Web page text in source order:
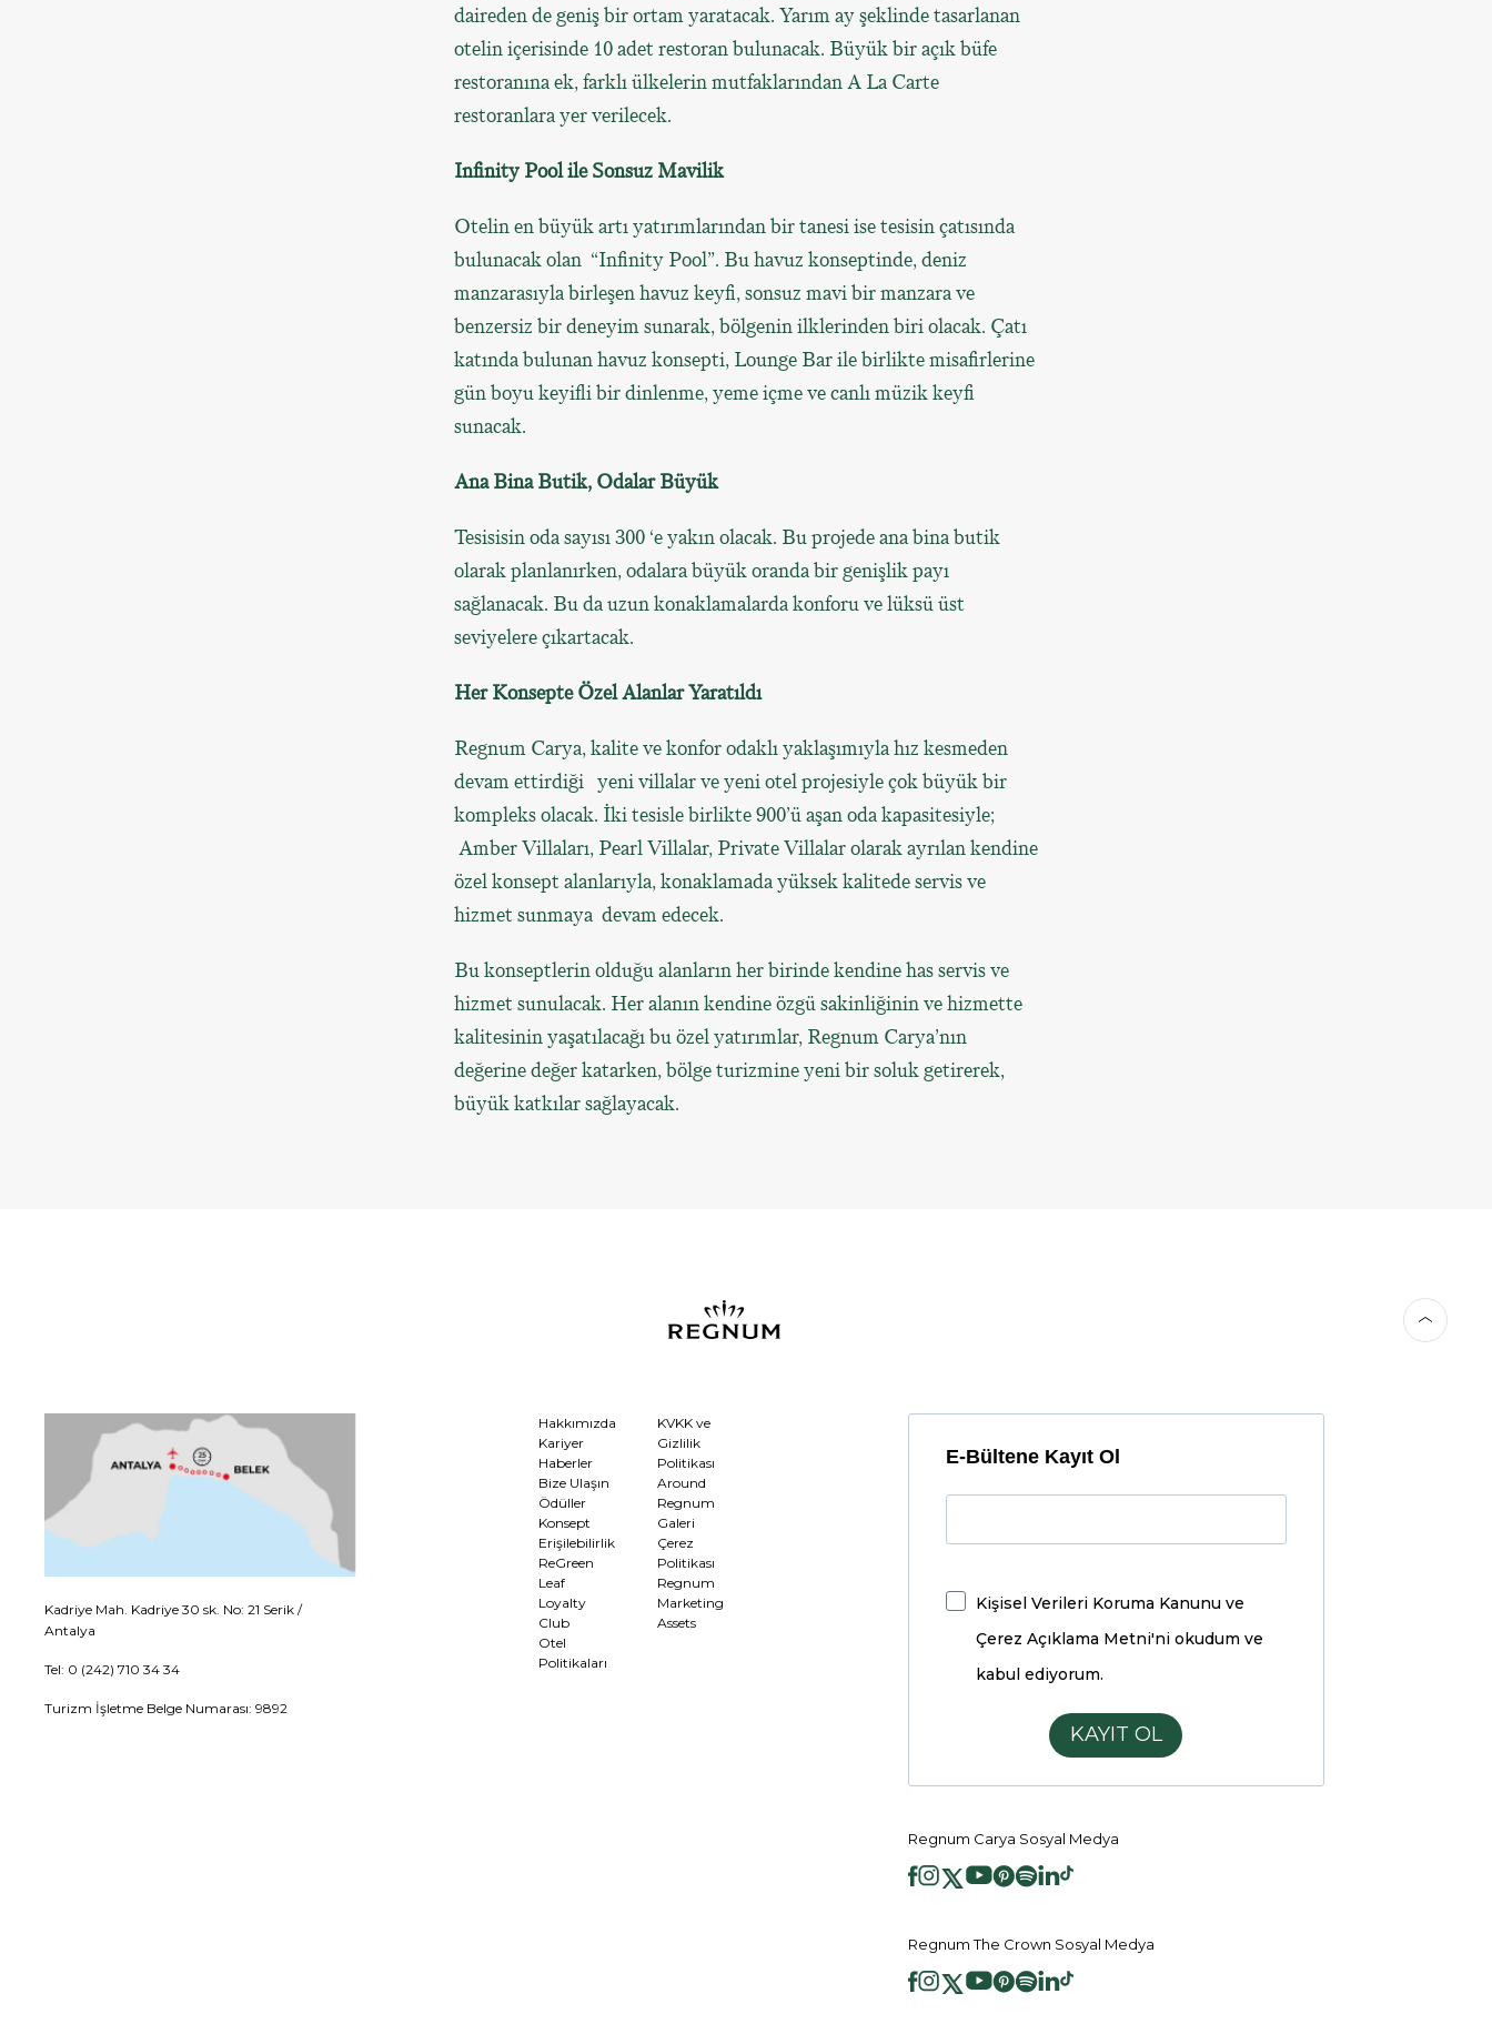
daireden de geniş bir ortam yaratacak. Yarım ay şeklinde tasarlanan
otelin içerisinde 10 adet restoran bulunacak. Büyük bir açık büfe
restoranına ek, farklı ülkelerin mutfaklarından A La Carte
restoranlara yer verilecek.
Infinity Pool ile Sonsuz Mavilik
Otelin en büyük artı yatırımlarından bir tanesi ise tesisin çatısında
bulunacak olan “Infinity Pool”. Bu havuz konseptinde, deniz
manzarasıyla birleşen havuz keyfi, sonsuz mavi bir manzara ve
benzersiz bir deneyim sunarak, bölgenin ilklerinden biri olacak. Çatı
katında bulunan havuz konsepti, Lounge Bar ile birlikte misafirlerine
gün boyu keyifli bir dinlenme, yeme içme ve canlı müzik keyfi
sunacak.
Ana Bina Butik, Odalar Büyük
Tesisisin oda sayısı 300 ‘e yakın olacak. Bu projede ana bina butik
olarak planlanırken, odalara büyük oranda bir genişlik payı
sağlanacak. Bu da uzun konaklamalarda konforu ve lüksü üst
seviyelere çıkartacak.
Her Konsepte Özel Alanlar Yaratıldı
Regnum Carya, kalite ve konfor odaklı yaklaşımıyla hız kesmeden
devam ettirdiği yeni villalar ve yeni otel projesiyle çok büyük bir
kompleks olacak. İki tesisle birlikte 900’ü aşan oda kapasitesiyle;
Amber Villaları, Pearl Villalar, Private Villalar olarak ayrılan kendine
özel konsept alanlarıyla, konaklamada yüksek kalitede servis ve
hizmet sunmaya devam edecek.
Bu konseptlerin olduğu alanların her birinde kendine has servis ve
hizmet sunulacak. Her alanın kendine özgü sakinliğinin ve hizmette
kalitesinin yaşatılacağı bu özel yatırımlar, Regnum Carya’nın
değerine değer katarken, bölge turizmine yeni bir soluk getirerek,
büyük katkılar sağlayacak.
Kadriye Mah. Kadriye 30 sk. No: 21 Serik /
Antalya
Tel: 0 (242) 710 34 34
Turizm İşletme Belge Numarası: 9892
Hakkımızda
Kariyer
Haberler
Bize Ulaşın
Ödüller
Konsept
Erişilebilirlik
ReGreen
Leaf
Loyalty
Club
Otel
Politikaları
KVKK ve
Gizlilik
Politikası
Around
Regnum
Galeri
Çerez
Politikası
Regnum
Marketing
Assets
E-Bültene Kayıt Ol
Kişisel Verileri Koruma Kanunu ve
Çerez Açıklama Metni'ni okudum ve
kabul ediyorum.
KAYIT OL
Regnum Carya Sosyal Medya
Regnum The Crown Sosyal Medya